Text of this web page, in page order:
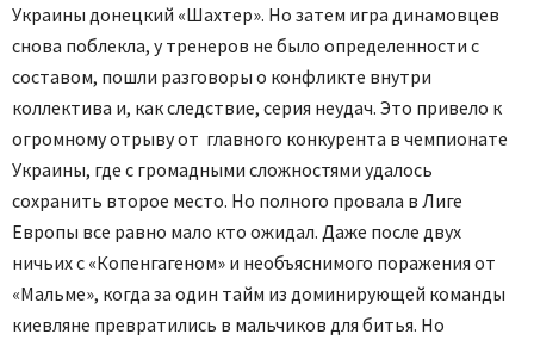
Украины донецкий «Шахтер». Но затем игра динамовцев
снова поблекла, у тренеров не было определенности с
составом, пошли разговоры о конфликте внутри
коллектива и, как следствие, серия неудач. Это привело к
огромному отрыву от главного конкурента в чемпионате
Украины, где с громадными сложностями удалось
сохранить второе место. Но полного провала в Лиге
Европы все равно мало кто ожидал. Даже после двух
ничьих с «Копенгагеном» и необъяснимого поражения от
«Мальме», когда за один тайм из доминирующей команды
киевляне превратились в мальчиков для битья. Но